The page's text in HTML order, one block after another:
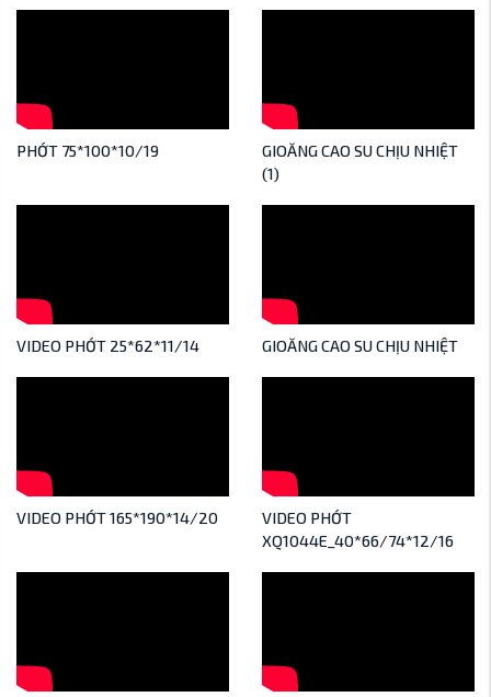
PHỚT 75*100*10/19
GIOĂNG CAO SU CHỊU NHIỆT
(1)
VIDEO PHỚT 25*62*11/14 GIOĂNG CAO SU CHỊU NHIỆT
VIDEO PHỚT 165*190*14/20
VIDEO PHỚT
XQ1044E_40*66/74*12/16